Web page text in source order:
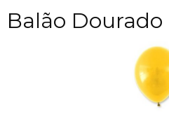
Balão Dourado